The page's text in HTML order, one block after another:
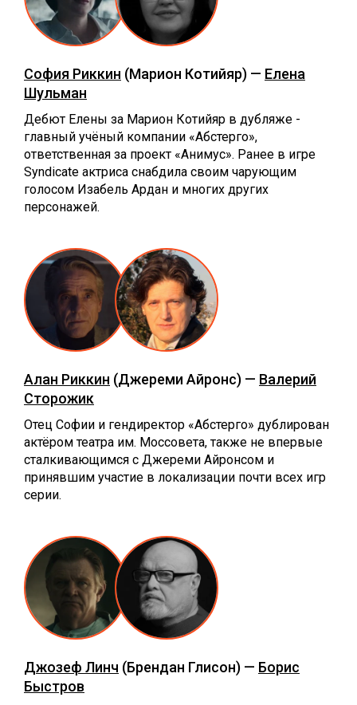
София Риккин (Марион Котийяр) — Елена
Шульман
Дебют Елены за Марион Котийяр в дубляже -
главный учёный компании «Абстерго»,
ответственная за проект «Анимус». Ранее в игре
Syndicate актриса снабдила своим чарующим
голосом Изабель Ардан и многих других
персонажей.
Алан Риккин (Джереми Айронс) — Валерий
Сторожик
Отец Софии и гендиректор «Абстерго» дублирован
актёром театра им. Моссовета, также не впервые
сталкивающимся с Джереми Айронсом и
принявшим участие в локализации почти всех игр
серии.
Джозеф Линч (Брендан Глисон) — Борис
Быстров